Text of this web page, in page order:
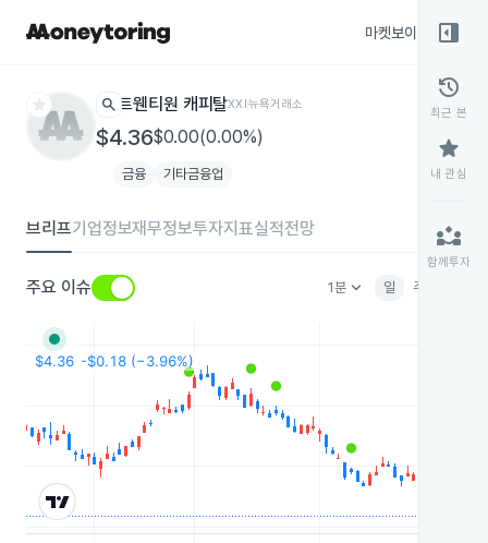
마켓보이스
star search 트웬티원 캐피탈XXI뉴욕거래소
$4.36$0.00(0.00%)
금융 기타금융업
브리프기업정보재무정보투자지표실적전망
주요 이슈 1분keyboard_arrow_down 일 주
right_panel_open
history
최근 본
star
내 관심
partner_exchange
함께투자